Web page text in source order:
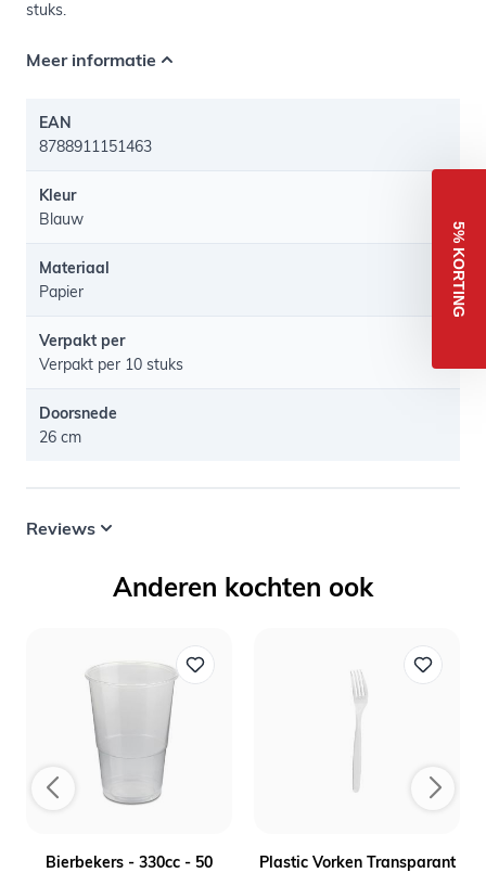
stuks.
Meer informatie
EAN
8788911151463
Kleur
Blauw
Materiaal
Papier
Verpakt per
Verpakt per 10 stuks
Doorsnede
26 cm
Reviews
Anderen kochten ook
Bierbekers - 330cc - 50
Plastic Vorken Transparant
5% KORTING